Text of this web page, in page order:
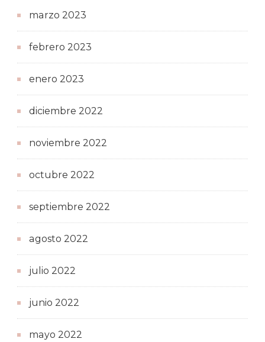
marzo 2023
febrero 2023
enero 2023
diciembre 2022
noviembre 2022
octubre 2022
septiembre 2022
agosto 2022
julio 2022
junio 2022
mayo 2022